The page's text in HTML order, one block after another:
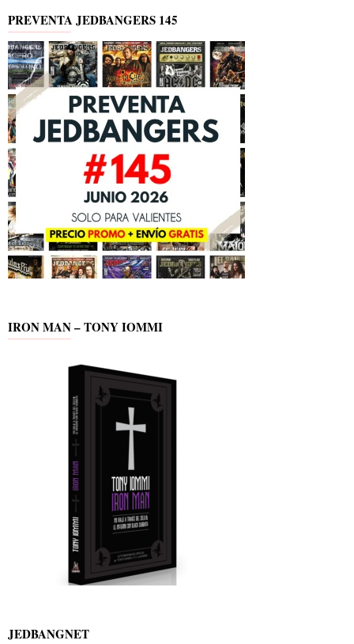
PREVENTA JEDBANGERS 145
IRON MAN – TONY IOMMI
JEDBANGNET